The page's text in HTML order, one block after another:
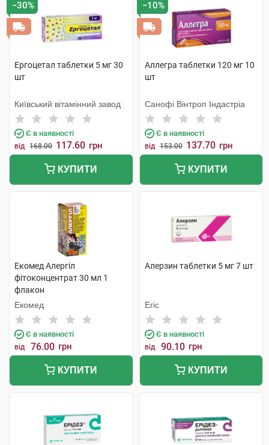
−30%
Ергоцетал таблетки 5 мг 30
шт
Київський вітамінний завод
Є в наявності
від 168.00 117.60 грн
КУПИТИ
−10%
Аллегра таблетки 120 мг 10
шт
Санофі Вінтроп Індастріа
Є в наявності
від 153.00 137.70 грн
КУПИТИ
Екомед Алергіл
фітоконцентрат 30 мл 1
флакон
Екомед
Є в наявності
від 76.00 грн
КУПИТИ
Алерзин таблетки 5 мг 7 шт
Егіс
Є в наявності
від 90.10 грн
КУПИТИ